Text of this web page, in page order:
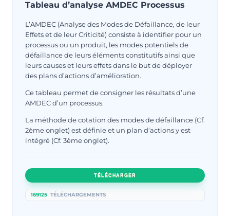
Tableau d’analyse AMDEC Processus
L’AMDEC (Analyse des Modes de Défaillance, de leur
Effets et de leur Criticité) consiste à identifier pour un
processus ou un produit, les modes potentiels de
défaillance de leurs éléments constitutifs ainsi que
leurs causes et leurs effets dans le but de déployer
des plans d’actions d’amélioration.
Ce tableau permet de consigner les résultats d’une
AMDEC d’un processus.
La méthode de cotation des modes de défaillance (Cf.
2ème onglet) est définie et un plan d’actions y est
intégré (Cf. 3ème onglet).
TÉLÉCHARGER
169125 TÉLÉCHARGEMENTS